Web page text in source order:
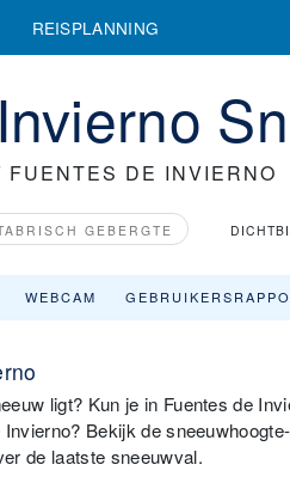
REISPLANNING
FUENTES DE INVIERNO
GEBERGTE
WEBCAM
ligt? Kun je in Fuentes de
Bekijk de
de laatste sneeuwval.